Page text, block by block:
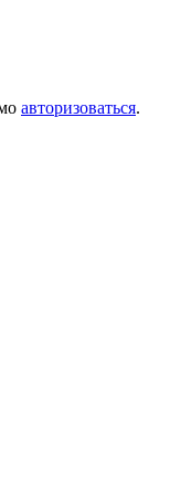
авторизоваться.